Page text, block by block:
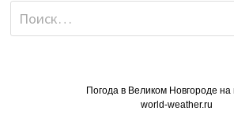
Найти:
Погода в Великом Новгороде
world-weather.ru